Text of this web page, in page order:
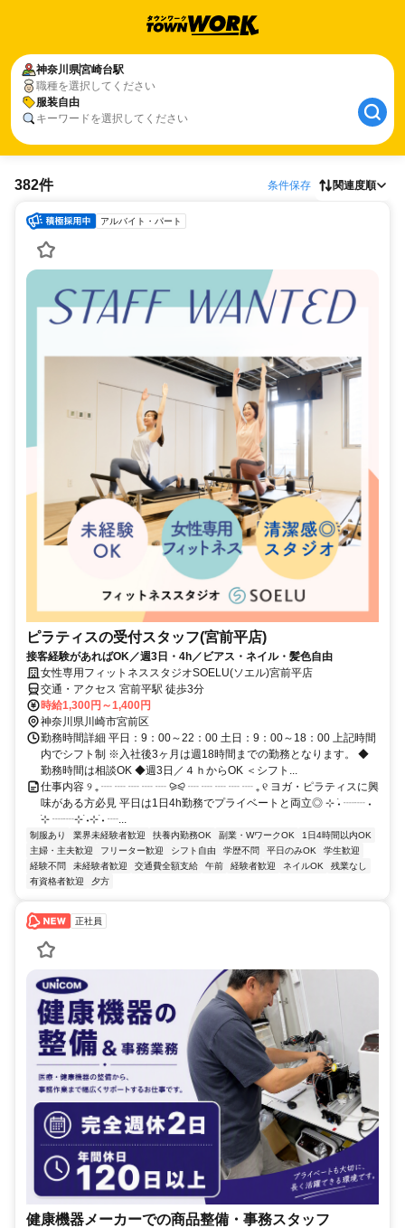
神奈川県宮崎台駅
職種を選択してください
服装自由
キーワードを選択してください
382件 条件保存 関連度順
アルバイト・パート
ピラティスの受付スタッフ(宮前平店)
接客経験があればOK／週3日・4h／ビアス・ネイル・髪色自由
女性専用フィットネススタジオSOELU(ソエル)宮前平店
交通・アクセス 宮前平駅 徒歩3分
時給1,300円～1,400円
神奈川県川崎市宮前区
勤務時間詳細 平日：9：00～22：00 土日：9：00～18：00 上記時間
内でシフト制 ※入社後3ヶ月は週18時間までの勤務となります。 ◆
勤務時間は相談OK ◆週3日／４ｈからOK ＜シフト...
仕事内容 ୨ ₊ ┈ ┈ ┈ ┈ ┈ ⪩⪨ ┈ ┈ ┈ ┈ ┈ ₊ ୧ ヨガ・ピラティスに興
味がある方必見 平日は1日4h勤務でプライベートと両立◎ ⊹ ࣪˖ ┈┈ ˖
࣪⊹ ┈┈⊹ ࣪˖⊹ ࣪˖ ┈...
制服あり 業界未経験者歓迎 扶養内勤務OK 副業・WワークOK
1日4時間以内OK
主婦・主夫歓迎
フリーター歓迎 シフト自由 学歴不問 平日のみOK
学生歓迎
経験不問
未経験者歓迎 交通費全額支給 午前 経験者歓迎 ネイルOK
残業なし
有資格者歓迎
夕方
正社員
健康機器メーカーでの商品整備・事務スタッフ